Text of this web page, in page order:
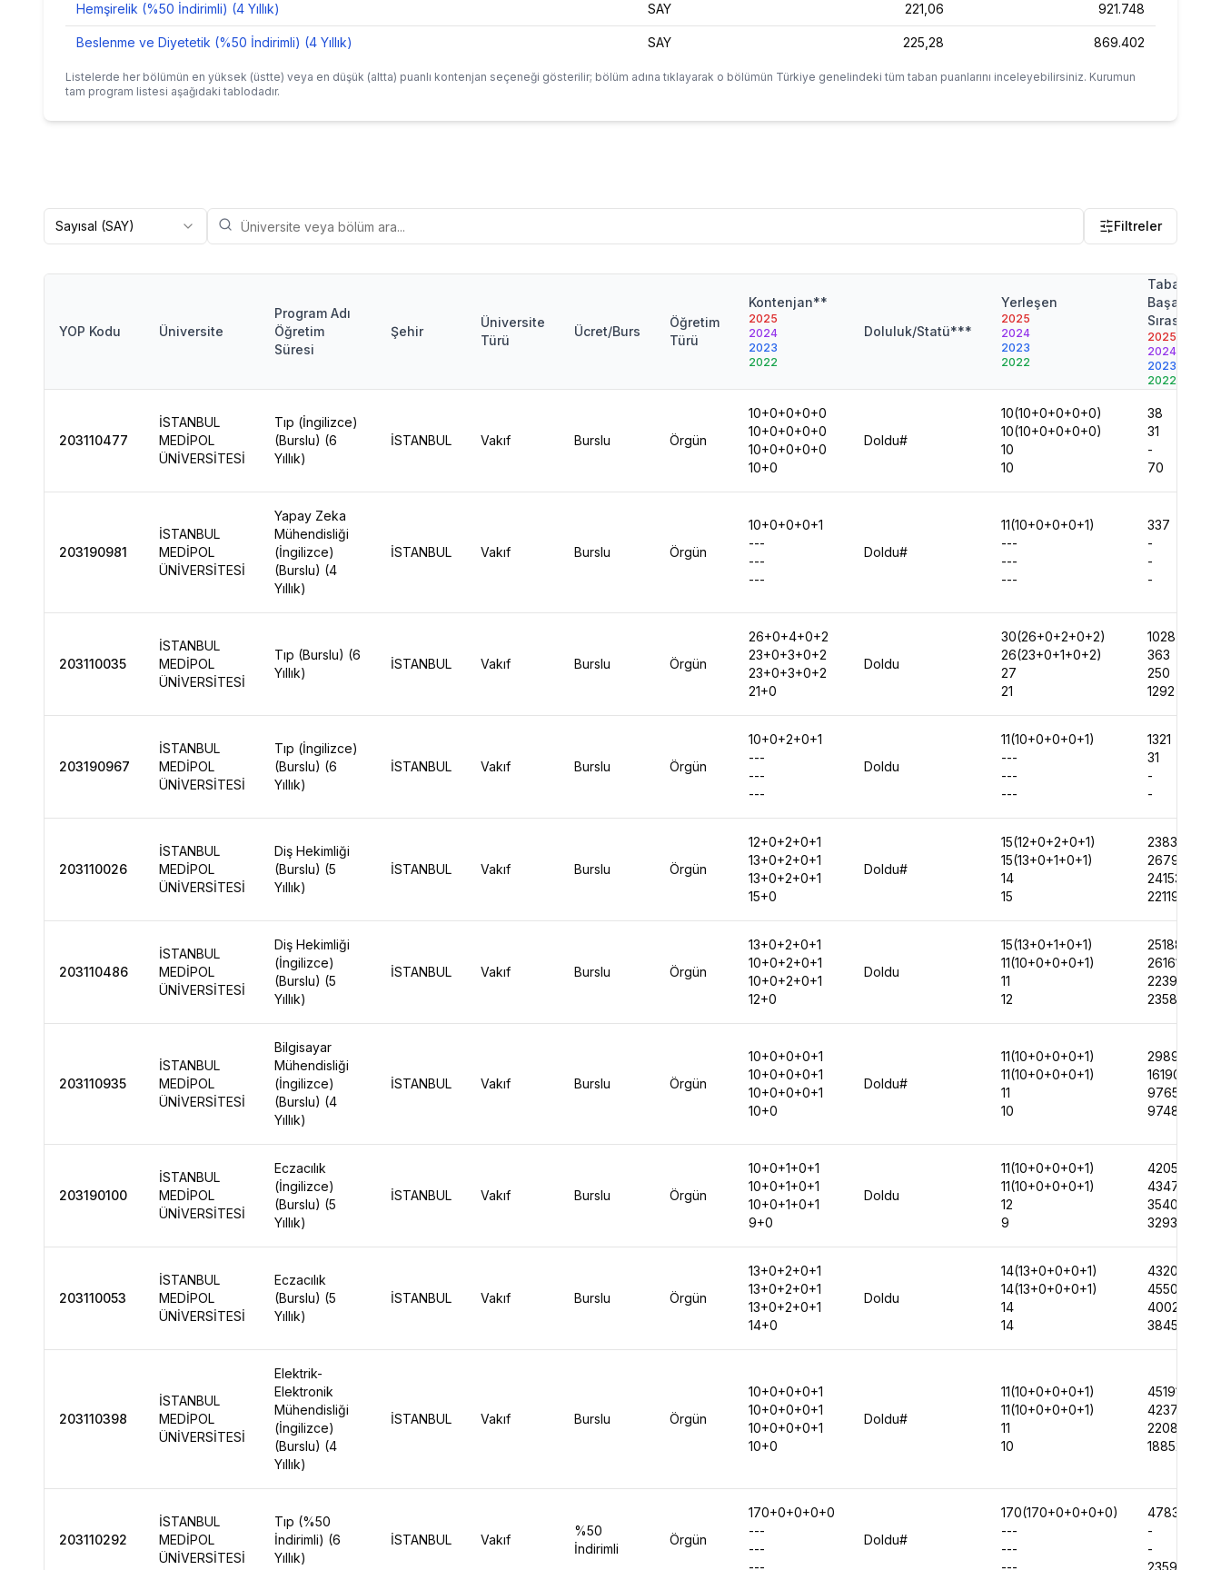
Hemşirelik (%50 İndirimli) (4 Yıllık) SAY 221,06 921.748
Beslenme ve Diyetetik (%50 İndirimli) (4 Yıllık) SAY 225,28 869.402
Listelerde her bölümün en yüksek (üstte) veya en düşük (altta) puanlı kontenjan seçeneği gösterilir; bölüm adına tıklayarak o bölümün Türkiye genelindeki tüm taban puanlarını inceleyebilirsiniz. Kurumun
tam program listesi aşağıdaki tablodadır.
Sayısal (SAY) Filtreler
YOP Kodu Üniversite
Program Adı
Öğretim
Süresi
Şehir
Üniversite
Türü
Ücret/Burs
Öğretim
Türü
Kontenjan**
2025
2024
2023
2022
Doluluk/Statü***
Yerleşen
2025
2024
2023
2022
Taban
Başarı
Sırası
2025
2024
2023
2022
203110477
İSTANBUL
MEDİPOL
ÜNİVERSİTESİ
Tıp (İngilizce)
(Burslu) (6
Yıllık)
İSTANBUL Vakıf Burslu Örgün
10+0+0+0+0
10+0+0+0+0
10+0+0+0+0
10+0
Doldu#
10(10+0+0+0+0)
10(10+0+0+0+0)
10
10
38
31
-
70
203190981
İSTANBUL
MEDİPOL
ÜNİVERSİTESİ
Yapay Zeka
Mühendisliği
(İngilizce)
(Burslu) (4
Yıllık)
İSTANBUL Vakıf Burslu Örgün
10+0+0+0+1
---
---
---
Doldu#
11(10+0+0+0+1)
---
---
---
337
-
-
-
203110035
İSTANBUL
MEDİPOL
ÜNİVERSİTESİ
Tıp (Burslu) (6
Yıllık)
İSTANBUL Vakıf Burslu Örgün
26+0+4+0+2
23+0+3+0+2
23+0+3+0+2
21+0
Doldu
30(26+0+2+0+2)
26(23+0+1+0+2)
27
21
1028
363
250
1292
203190967
İSTANBUL
MEDİPOL
ÜNİVERSİTESİ
Tıp (İngilizce)
(Burslu) (6
Yıllık)
İSTANBUL Vakıf Burslu Örgün
10+0+2+0+1
---
---
---
Doldu
11(10+0+0+0+1)
---
---
---
1321
31
-
-
203110026
İSTANBUL
MEDİPOL
ÜNİVERSİTESİ
Diş Hekimliği
(Burslu) (5
Yıllık)
İSTANBUL Vakıf Burslu Örgün
12+0+2+0+1
13+0+2+0+1
13+0+2+0+1
15+0
Doldu#
15(12+0+2+0+1)
15(13+0+1+0+1)
14
15
23836
26792
24153
22119
203110486
İSTANBUL
MEDİPOL
ÜNİVERSİTESİ
Diş Hekimliği
(İngilizce)
(Burslu) (5
Yıllık)
İSTANBUL Vakıf Burslu Örgün
13+0+2+0+1
10+0+2+0+1
10+0+2+0+1
12+0
Doldu
15(13+0+1+0+1)
11(10+0+0+0+1)
11
12
25188
26161
22397
23586
203110935
İSTANBUL
MEDİPOL
ÜNİVERSİTESİ
Bilgisayar
Mühendisliği
(İngilizce)
(Burslu) (4
Yıllık)
İSTANBUL Vakıf Burslu Örgün
10+0+0+0+1
10+0+0+0+1
10+0+0+0+1
10+0
Doldu#
11(10+0+0+0+1)
11(10+0+0+0+1)
11
10
29897
16190
9765
9748
203190100
İSTANBUL
MEDİPOL
ÜNİVERSİTESİ
Eczacılık
(İngilizce)
(Burslu) (5
Yıllık)
İSTANBUL Vakıf Burslu Örgün
10+0+1+0+1
10+0+1+0+1
10+0+1+0+1
9+0
Doldu
11(10+0+0+0+1)
11(10+0+0+0+1)
12
9
42051
43475
35404
32938
203110053
İSTANBUL
MEDİPOL
ÜNİVERSİTESİ
Eczacılık
(Burslu) (5
Yıllık)
İSTANBUL Vakıf Burslu Örgün
13+0+2+0+1
13+0+2+0+1
13+0+2+0+1
14+0
Doldu
14(13+0+0+0+1)
14(13+0+0+0+1)
14
14
43209
45500
40025
38451
203110398
İSTANBUL
MEDİPOL
ÜNİVERSİTESİ
Elektrik-
Elektronik
Mühendisliği
(İngilizce)
(Burslu) (4
Yıllık)
İSTANBUL Vakıf Burslu Örgün
10+0+0+0+1
10+0+0+0+1
10+0+0+0+1
10+0
Doldu#
11(10+0+0+0+1)
11(10+0+0+0+1)
11
10
45191
42372
22085
18852
203110292
İSTANBUL
MEDİPOL
ÜNİVERSİTESİ
Tıp (%50
İndirimli) (6
Yıllık)
İSTANBUL Vakıf
%50
İndirimli
Örgün
170+0+0+0+0
---
---
---
Doldu#
170(170+0+0+0+0)
---
---
---
47837
-
-
23598